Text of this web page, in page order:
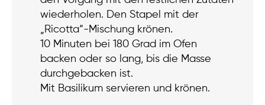
wiederholen. Den Stapel mit der
„Ricotta“-Mischung krönen.
10 Minuten bei 180 Grad im Ofen
backen oder so lang, bis die Masse
durchgebacken ist.
Mit Basilikum servieren und krönen.